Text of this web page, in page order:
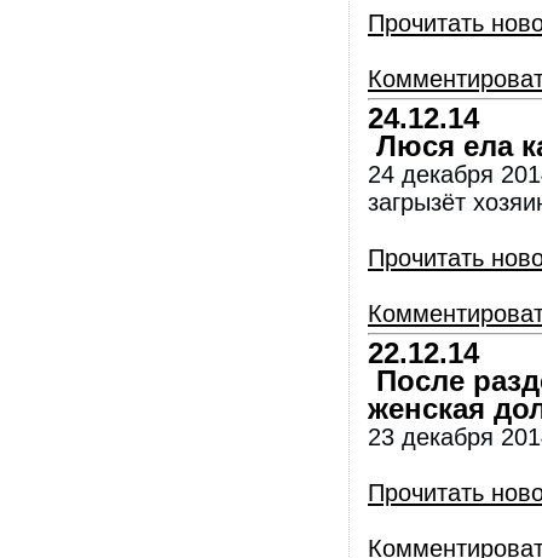
Прочитать
24.12.14
Люся ела
24 декабря
загрызёт
Прочитать
22.12.14
После
женская
23 декабря
Прочитать